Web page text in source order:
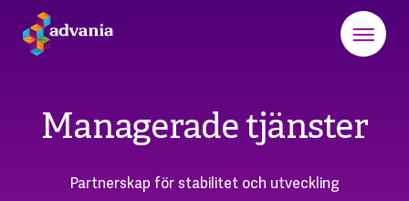
Managerade tjänster
Partnerskap för stabilitet och utveckling